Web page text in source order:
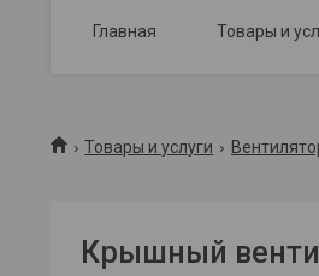
Главная Товары и
Товары и услуги
Крышный